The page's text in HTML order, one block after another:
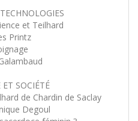
et Teilhard
Printz
ET SOCIÉTÉ
de Chardin de Saclay
Degoul